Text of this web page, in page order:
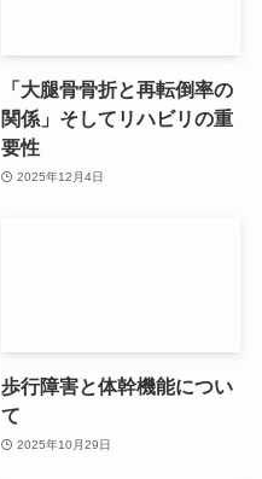
「大腿骨骨折と再転倒率の
関係」そしてリハビリの重
要性
2025年12月4日
歩行障害と体幹機能につい
て
2025年10月29日